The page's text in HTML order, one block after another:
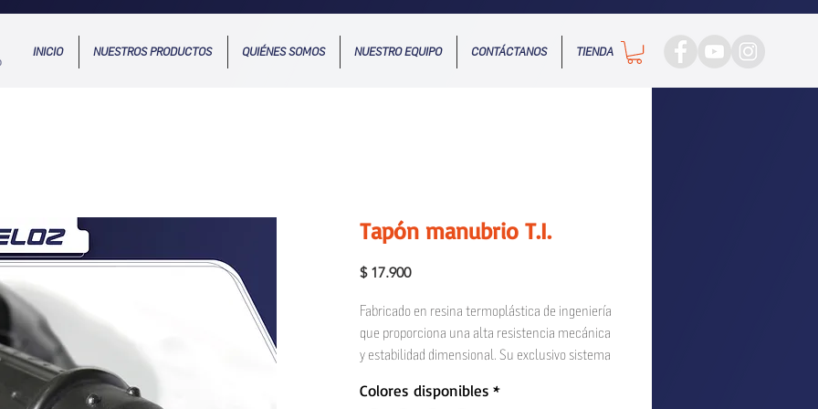
INICIO NUESTROS PRODUCTOS QUIÉNES SOMOS NUESTRO EQUIPO CONTÁCTANOS TIENDA
Tapón manubrio T.I.
$ 17.900Precio
Fabricado en resina termoplástica de ingeniería
que proporciona una alta resistencia mecánica
y estabilidad dimensional. Su exclusivo sistema
anclaje: resiste vibraciones y golpes sin
Colores disponibles *